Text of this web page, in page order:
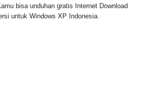
bisa unduhan gratis Internet Download
untuk Windows XP Indonesia.